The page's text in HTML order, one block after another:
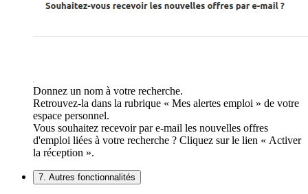
Donnez un nom à votre recherche.
Retrouvez-la dans la rubrique « Mes alertes emploi » de votre
espace personnel.
Vous souhaitez recevoir par e-mail les nouvelles offres
d'emploi liées à votre recherche ? Cliquez sur le lien « Activer
la réception ».
7. Autres fonctionnalités